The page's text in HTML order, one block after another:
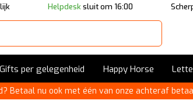
Helpdesksluit om 16:00
Gifts per gelegenheid Happy Horse
Betaal nu ook met één van onze achteraf